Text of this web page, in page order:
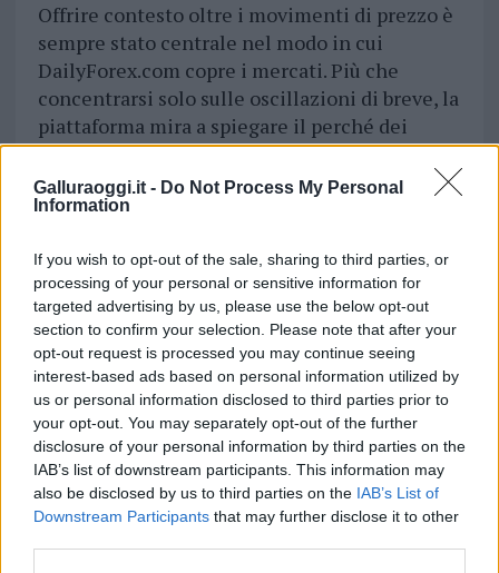
Galluraoggi.it - Do Not Process My Personal
Information
If you wish to opt-out of the sale, sharing to third parties, or
processing of your personal or sensitive information for
targeted advertising by us, please use the below opt-out
section to confirm your selection. Please note that after your
opt-out request is processed you may continue seeing
interest-based ads based on personal information utilized by
us or personal information disclosed to third parties prior to
your opt-out. You may separately opt-out of the further
disclosure of your personal information by third parties on the
IAB’s list of downstream participants. This information may
also be disclosed by us to third parties on the IAB’s List of
Downstream Participants that may further disclose it to other
Offrire contesto oltre i movimenti di prezzo è
sempre stato centrale nel modo in cui
DailyForex.com copre i mercati. Più che
concentrarsi solo sulle oscillazioni di breve, la
piattaforma mira a spiegare il perché dei
movimenti, collocando la price action in un
quadro economico-finanziario più ampio.
Collegando valute, commodity e indicatori
sentiment e sviluppi globali, DailyForex aiuta
i lettori a vedere pattern che spesso si
perdono quando i mercati vengono osservati
in isolamento. Questa attenzione al contesto
consente a trader, investitori e lettori italiani
di interpretare il comportamento del mercato
con maggiore chiarezza e prospettiva di lungo
periodo.
Considerazioni finali